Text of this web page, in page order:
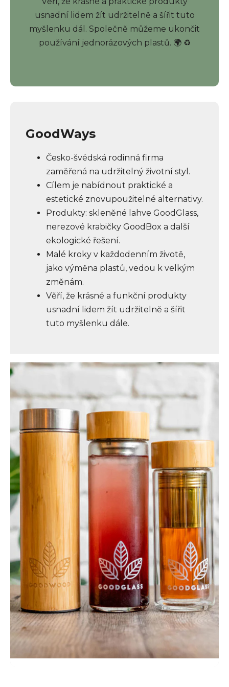
usnadní lidem žít udržitelně a šířit tuto
myšlenku dál. Společně můžeme ukončit
používání jednorázových plastů. 🌍 ♻️
GoodWays
Česko-švédská rodinná firma
zaměřená na udržitelný životní styl.
Cílem je nabídnout praktické a
estetické znovupoužitelné alternativy.
Produkty: skleněné lahve GoodGlass,
nerezové krabičky GoodBox a další
ekologické řešení.
Malé kroky v každodenním životě,
jako výměna plastů, vedou k velkým
změnám.
Věří, že krásné a funkční produkty
usnadní lidem žít udržitelně a šířit
tuto myšlenku dále.